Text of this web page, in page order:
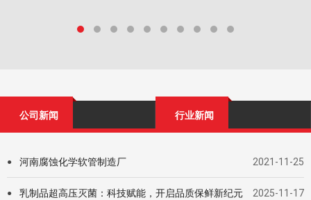
公司新闻 行业新闻
● 河南腐蚀化学软管制造厂 2021-11-25
● 乳制品超高压灭菌：科技赋能，开启品质保鲜新纪元 2025-11-17